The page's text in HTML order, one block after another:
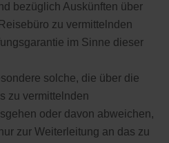
bezüglich Auskünften über
zu vermittelnden
im Sinne dieser
solche, die über die
zu vermittelnden
oder davon abweichen,
zur Weiterleitung an das zu